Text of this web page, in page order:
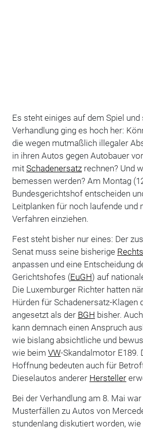
Es steht einiges auf dem Spiel
Verhandlung ging es hoch her:
die wegen mutmaßlich illegaler
in ihren Autos gegen Autobauer
mit Schadenersatzrechnen? Und
bemessen werden? Am Montag
Bundesgerichtshof entscheiden
Leitplanken für noch laufende und
Verfahren einziehen.
Fest steht bisher nur eines: Der
Senat muss seine bisherige
anpassen und eine Entscheidung
Gerichtshofes (EuGH) auf
Die Luxemburger Richter hatten
Hürden für Schadenersatz-Klagen
angesetzt als der BGH bisher.
kann demnach einen Anspruch
wie bislang absichtliche und
wie beim VW-Skandalmotor E189.
Hoffnung bedeuten auch für
Dieselautos anderer Hersteller
Bei der Verhandlung am 8. Mai
Musterfällen zu Autos von
stundenlang diskutiert worden,